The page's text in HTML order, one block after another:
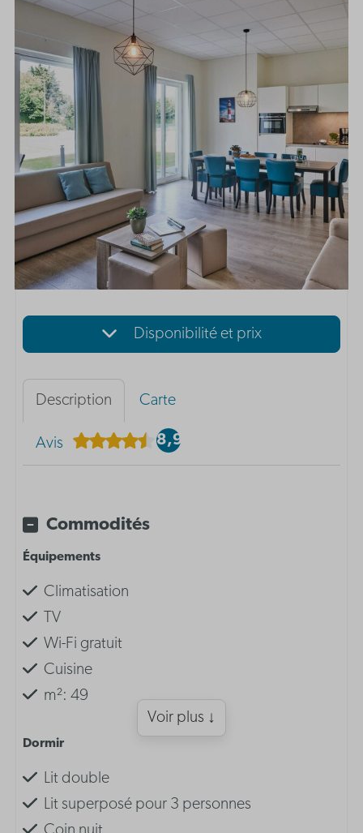
Disponibilité et prix
Description Carte
Avis 8,9
Commodités
Équipements
Climatisation
TV
Wi-Fi gratuit
Cuisine
m²: 49
Dormir
Lit double
Lit superposé pour 3 personnes
Voir plus ↓